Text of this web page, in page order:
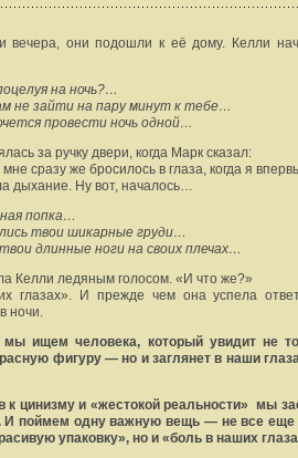
вечера, они подошли к её дому. Келли
на ночь?…
не зайти на пару минут к тебе…
провести ночь одной…
за ручку двери, когда Марк сказал:
сразу же бросилось в глаза, когда я
дыхание. Ну вот, началось…
попка…
твои шикарные груди…
длинные ноги на своих плечах…
Келли ледяным голосом. «И что же?»
глазах». И прежде чем она успела
ночи.
ищем человека, который увидит не
фигуру — но и заглянет в наши
к цинизму и «жестокой реальности» мы
поймем одну важную вещь — не все еще
упаковку», но и «боль в наших